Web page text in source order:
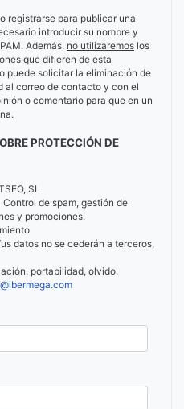
registrarse para publicar una
introducir su nombre y
Además, no utilizaremos los
que difieren de esta
puede solicitar la eliminación de
al correo de contacto y con el
o comentario para que en un
PROTECCIÓN DE
SL
Control de spam, gestión de
y promociones.
datos no se cederán a terceros,
portabilidad, olvido.